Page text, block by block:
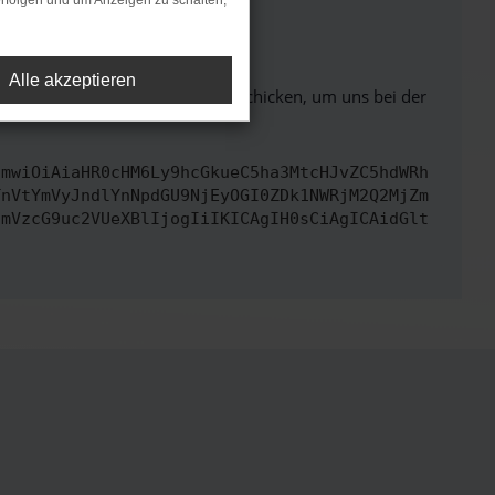
unterstützt werden.
Du kannst uns diesen Text schicken, um uns bei der
Alle akzeptieren